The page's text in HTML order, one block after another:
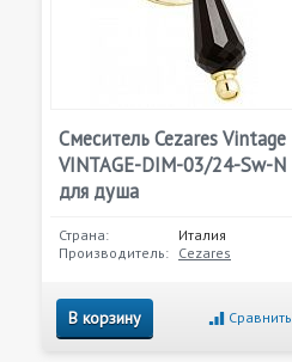
Смеситель Cezares Vintage
VINTAGE-DIM-03/24-Sw-N
для душа
Страна:
Италия
Производитель: Cezares
В корзину Сравнить